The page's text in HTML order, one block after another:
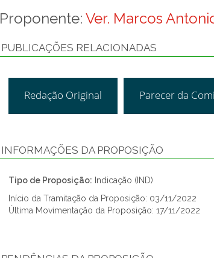
Proponente: Ver. Marcos
PUBLICAÇÕES RELACIONADAS
Redação Original Parecer da
INFORMAÇÕES DA PROPOSIÇÃO
Tipo de Proposição: Indicação (IND)
Início da Tramitação da Proposição: 03/11/2022
Última Movimentação da Proposição: 17/11/2022